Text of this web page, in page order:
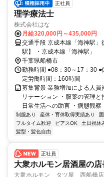
正社員
理学療法士
株式会社はな
月給320,000円～435,000円
交通手段 京成本線「海神駅
駅】 ・京成本線「海神駅」
千葉県船橋市
勤務時間 ●08：30～17：30
定労働時間：160時間
募集背景 業務増加による人
リテーション ・服薬の管理
日常生活への助言 ・病態観察
制服あり 産休・育休取得実績あり
フルタイム歓迎
ピアスOK 土日祝休
髪型・髪色自由
正社員
大衆ホルモン居酒屋の店
大衆ホルモン タツ屋 西船橋店